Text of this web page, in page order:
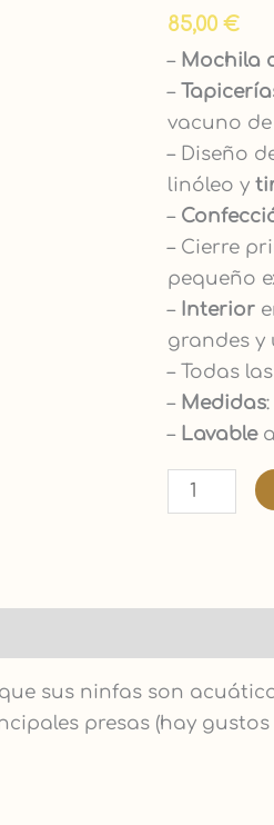
85,00 €
– Mochila
–
vacuno
– Diseño
linóleo y
–
– Cierre
pequeño
– Interior
grandes y
– Todas
– Medidas
– Lavablea
"Libélulas"
cantidad
sus ninfas son
presas (hay gustos